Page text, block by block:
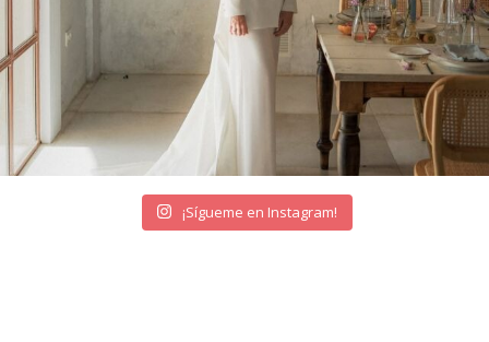
¡Sígueme en Instagram!